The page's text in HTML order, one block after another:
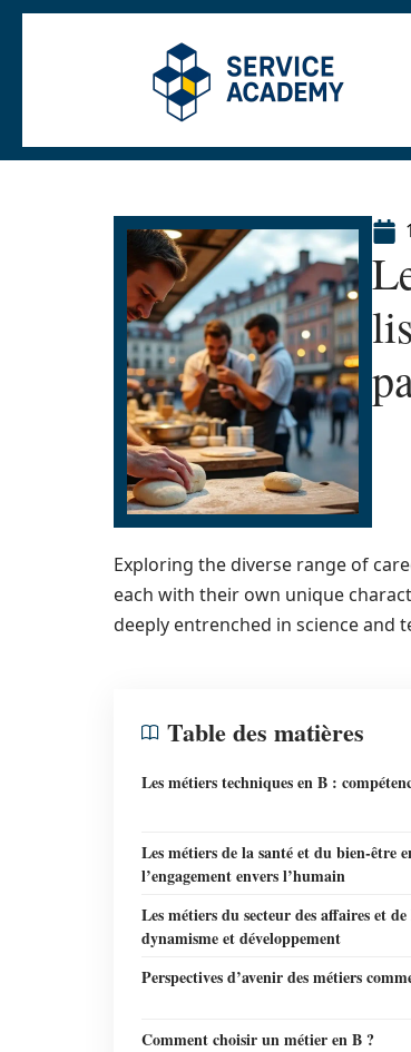
Exploring the diverse range of
each with their own unique
deeply entrenched in science and
Table des matières
Les métiers techniques en B :
Les métiers de la santé et du bien-être
l’engagement envers l’humain
Les métiers du secteur des affaires et
dynamisme et développement
Perspectives d’avenir des métiers
Comment choisir un métier en B ?